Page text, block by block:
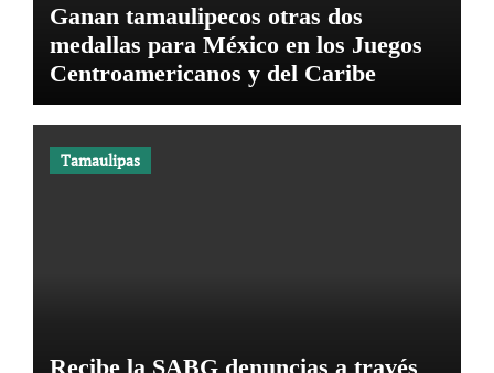
Ganan tamaulipecos otras dos
medallas para México en los Juegos
Centroamericanos y del Caribe
Tamaulipas
Recibe la SABG denuncias a través